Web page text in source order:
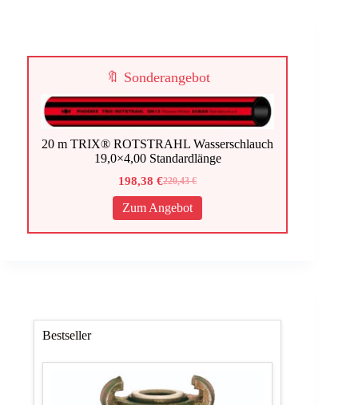
🔖 Sonderangebot
20 m TRIX® ROTSTRAHL Wasserschlauch
19,0×4,00 Standardlänge
220,43€
Ursprünglicher
Preis
war:
220,43 €
198,38€
Aktueller
Preis
ist:
198,38 €.
Zum Angebot
Bestseller